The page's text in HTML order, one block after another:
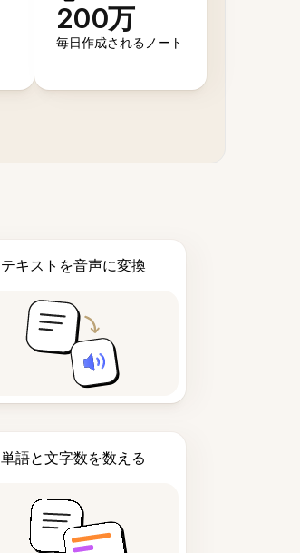
200万
毎日作成されるノート
テキストを音声に変換
単語と文字数を数える